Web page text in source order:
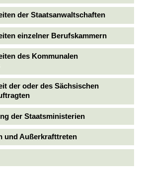
der Staatsanwaltschaften
einzelner Berufskammern
des Kommunalen
der oder des Sächsischen
der Staatsministerien
und Außerkrafttreten